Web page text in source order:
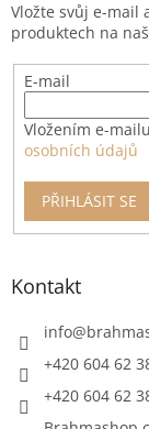
Vložte svůj e-mail
produktech na
E-mail
Vložením e-
osobních údajů
PŘIHLÁSIT SE
Kontakt
info@
+420 604 62
+420 604 62